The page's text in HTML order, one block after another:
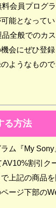
会員プログ
能となってい
全般でのカ
会にぜひ登録
ようなもので
る方法
ム『My
割引ク
上記の商品
ージ下部の